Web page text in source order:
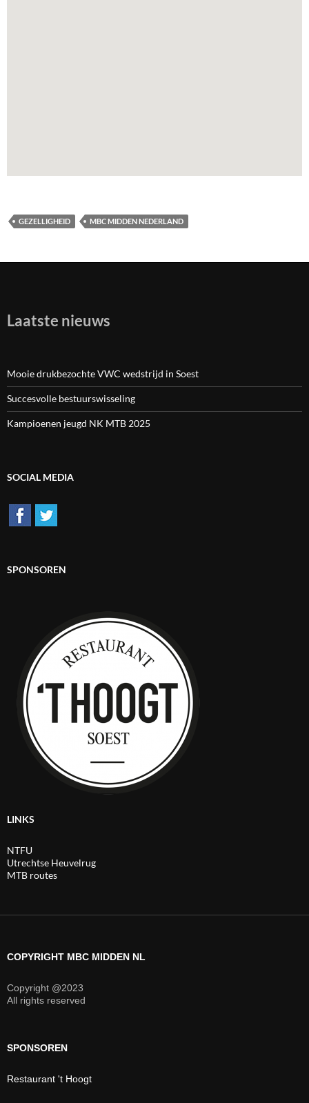
GEZELLIGHEID MBC MIDDEN NEDERLAND
Laatste nieuws
Mooie drukbezochte VWC wedstrijd in Soest
Succesvolle bestuurswisseling
Kampioenen jeugd NK MTB 2025
SOCIAL MEDIA
SPONSOREN
LINKS
NTFU
Utrechtse Heuvelrug
MTB routes
COPYRIGHT MBC MIDDEN NL
Copyright @2023
All rights reserved
SPONSOREN
Restaurant 't Hoogt